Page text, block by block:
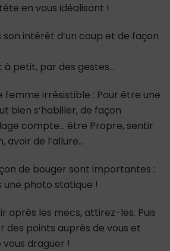
en vous idéalisant !
son intérêt d’un coup et de façon
petit, par des gestes…
irrésistible : Pour être une
bien s’habiller, de façon
compte… être Propre, sentir
avoir de l’allure…
de bouger sont importantes :
une photo statique !
après les mecs, attirez-les. Puis
des points auprès de vous et
draguer !